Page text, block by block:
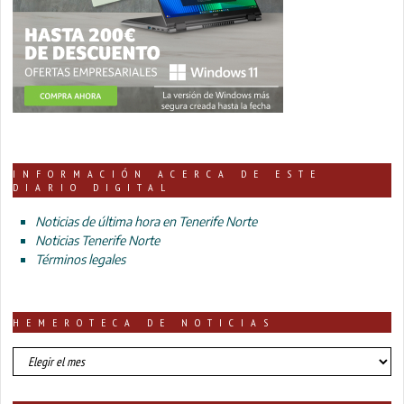
INFORMACIÓN ACERCA DE ESTE
DIARIO DIGITAL
Noticias de última hora en Tenerife Norte
Noticias Tenerife Norte
Términos legales
HEMEROTECA DE NOTICIAS
HEMEROTECA
DE